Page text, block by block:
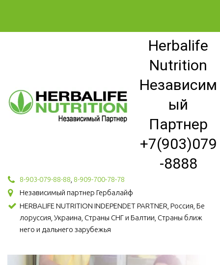
Herbalife
Nutrition
Независим
ый
Партнер
+7(903)079
-8888
8-903-079-88-88 8-909-700-78-78
Независимый партнер Гербалайф
HERBALIFE NUTRITION INDEPENDET PARTNER, Россия, Бе
лоруссия, Украина, Страны СНГ и Балтии, Страны ближ
него и дальнего зарубежья